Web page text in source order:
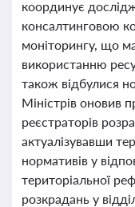
координує
консалтинговою
моніторингу, що
використанню
також відбулися
Міністрів оновив
реєстраторів
актуалізувавши
нормативів у
територіальної
розкрадань у